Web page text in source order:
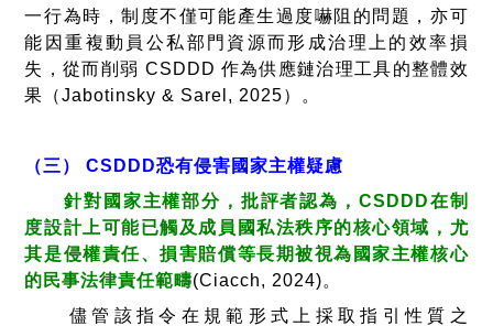
一行為時，制度不僅可能產生過度嚇阻的問題，亦可
能因重複動員公私部門資源而形成治理上的效率損
失，從而削弱 CSDDD 作為供應鏈治理工具的整體效
果（Jabotinsky & Sarel, 2025）。
（三） CSDDD恐有侵害國家主權疑慮
針對國家主權部分，批評者認為，CSDDD在制
度設計上可能已觸及成員國私法秩序的核心領域，尤
其是侵權責任、損害賠償等長期被視為國家主權核心
的民事法律責任範疇(Ciacch, 2024)。
儘管該指令在規範形式上採取指引性質之